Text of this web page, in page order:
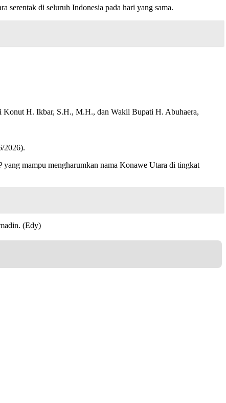
serentak di seluruh Indonesia pada hari yang sama.
Konut H. Ikbar, S.H., M.H., dan Wakil Bupati H. Abuhaera,
2026).
yang mampu mengharumkan nama Konawe Utara di tingkat
(Edy)